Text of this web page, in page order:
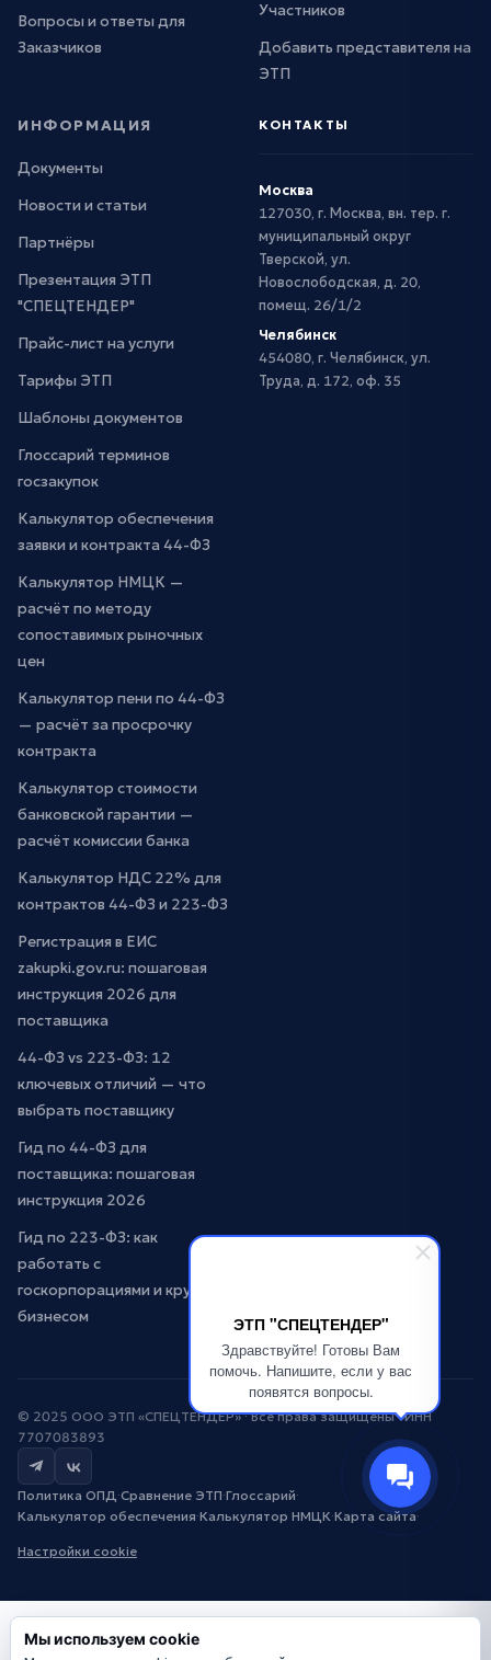
ЭТП "СПЕЦТЕНДЕР"
Здравствуйте! Готовы Вам
помочь. Напишите, если у вас
появятся вопросы.
Вопросы и ответы для
Заказчиков
Участников
Добавить представителя на
ЭТП
ИНФОРМАЦИЯ
Документы
Новости и статьи
Партнёры
Презентация ЭТП
"СПЕЦТЕНДЕР"
Прайс-лист на услуги
Тарифы ЭТП
Шаблоны документов
Глоссарий терминов
госзакупок
Калькулятор обеспечения
заявки и контракта 44-ФЗ
Калькулятор НМЦК —
расчёт по методу
сопоставимых рыночных
цен
Калькулятор пени по 44-ФЗ
— расчёт за просрочку
контракта
Калькулятор стоимости
банковской гарантии —
расчёт комиссии банка
Калькулятор НДС 22% для
контрактов 44-ФЗ и 223-ФЗ
Регистрация в ЕИС
zakupki.gov.ru: пошаговая
инструкция 2026 для
поставщика
44-ФЗ vs 223-ФЗ: 12
ключевых отличий — что
выбрать поставщику
Гид по 44-ФЗ для
поставщика: пошаговая
инструкция 2026
Гид по 223-ФЗ: как
работать с
госкорпорациями и крупным
бизнесом
КОНТАКТЫ
Москва
127030, г. Москва, вн. тер. г.
муниципальный округ
Тверской, ул.
Новослободская, д. 20,
помещ. 26/1/2
Челябинск
454080, г. Челябинск, ул.
Труда, д. 172, оф. 35
© 2025 ООО ЭТП «СПЕЦТЕНДЕР» · Все права защищены · ИНН
7707083893
Политика ОПД·Сравнение ЭТП·Глоссарий·
Калькулятор обеспечения·Калькулятор НМЦК·Карта сайта·
Настройки cookie
Мы используем cookie